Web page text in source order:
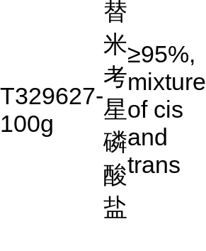
T329627-
100g
替
米
考
星
磷
酸
盐
≥95%,
mixture
of cis
and
trans